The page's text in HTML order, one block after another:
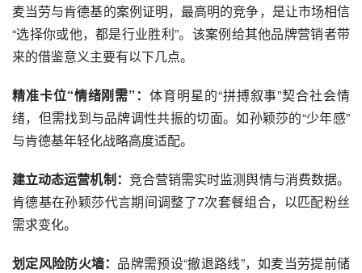
麦当劳与肯德基的案例证明，最高明的竞争，是让市场相信
“选择你或他，都是行业胜利”。该案例给其他品牌营销者带
来的借鉴意义主要有以下几点。
精准卡位“情绪刚需”：体育明星的“拼搏叙事”契合社会情
绪，但需找到与品牌调性共振的切面。如孙颖莎的“少年感”
与肯德基年轻化战略高度适配。
建立动态运营机制： 竞合营销需实时监测舆情与消费数据。
肯德基在孙颖莎代言期间调整了7次套餐组合，以匹配粉丝
需求变化。
划定风险防火墙： 品牌需预设“撤退路线”，如麦当劳提前储